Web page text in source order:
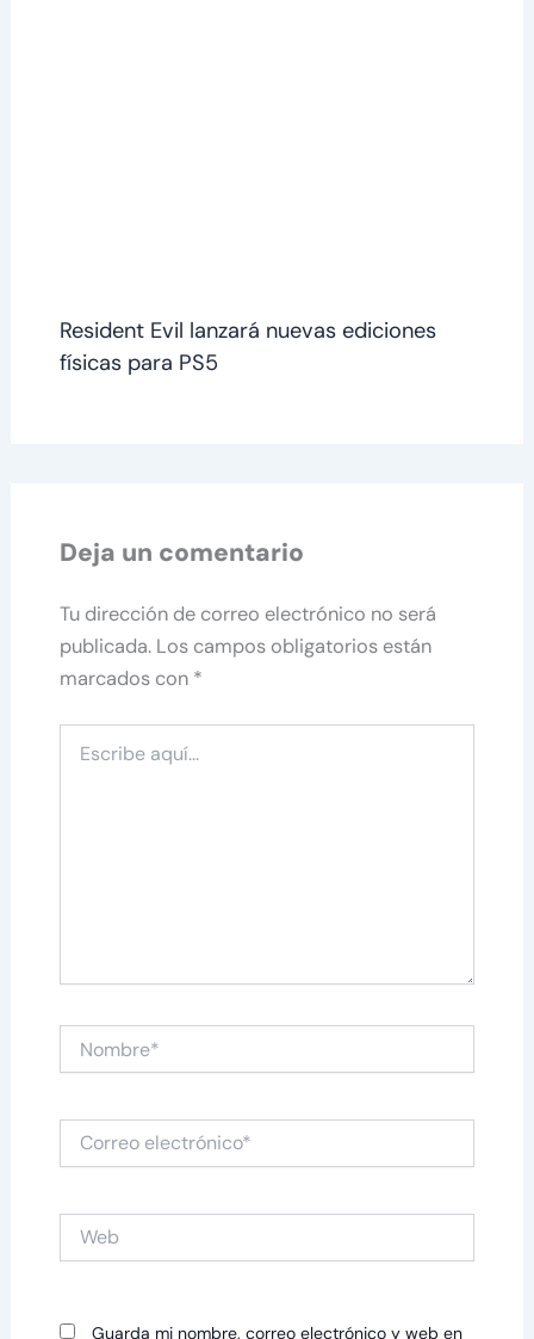
Resident Evil lanzará nuevas ediciones
físicas para PS5
Deja un comentario
Tu dirección de correo electrónico no será
publicada. Los campos obligatorios están
marcados con *
aquí...
Correo
electrónico*
Guarda mi nombre, correo electrónico y web en